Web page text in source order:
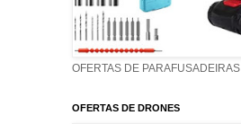
OFERTAS DE PARAFUSADEIRAS
OFERTAS DE DRONES